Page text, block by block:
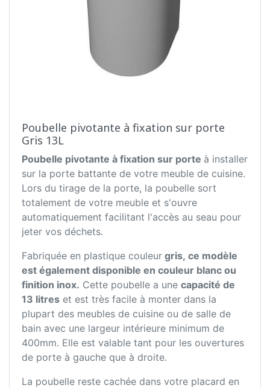
Poubelle pivotante à fixation sur porte
Gris 13L
Poubelle pivotante à fixation sur porte à installer
sur la porte battante de votre meuble de cuisine.
Lors du tirage de la porte, la poubelle sort
totalement de votre meuble et s'ouvre
automatiquement facilitant l'accès au seau pour
jeter vos déchets.
Fabriquée en plastique couleur gris, ce modèle
est également disponible en couleur blanc ou
finition inox. Cette poubelle a une capacité de
13 litres et est très facile à monter dans la
plupart des meubles de cuisine ou de salle de
bain avec une largeur intérieure minimum de
400mm. Elle est valable tant pour les ouvertures
de porte à gauche que à droite.
La poubelle reste cachée dans votre placard en